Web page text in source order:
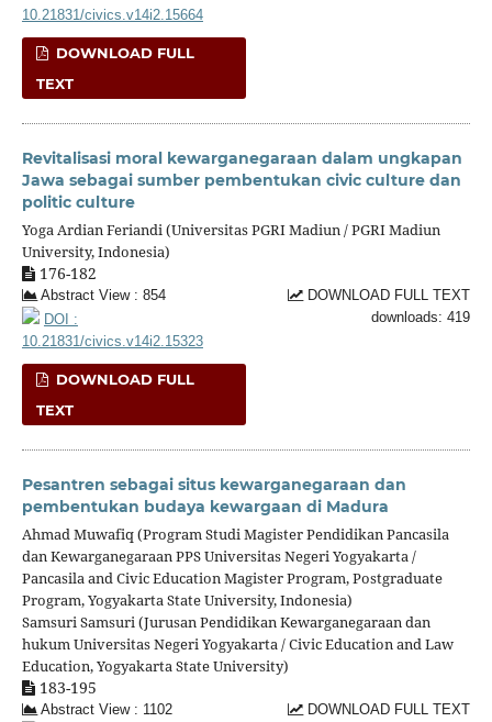
10.21831/civics.v14i2.15664
DOWNLOAD FULL
TEXT
Revitalisasi moral kewarganegaraan dalam ungkapan
Jawa sebagai sumber pembentukan civic culture dan
politic culture
Yoga Ardian Feriandi (Universitas PGRI Madiun / PGRI Madiun
University, Indonesia)
176-182
Abstract View : 854
DOWNLOAD FULL TEXT
downloads: 419
DOI :
10.21831/civics.v14i2.15323
DOWNLOAD FULL
TEXT
Pesantren sebagai situs kewarganegaraan dan
pembentukan budaya kewargaan di Madura
Ahmad Muwafiq (Program Studi Magister Pendidikan Pancasila
dan Kewarganegaraan PPS Universitas Negeri Yogyakarta /
Pancasila and Civic Education Magister Program, Postgraduate
Program, Yogyakarta State University, Indonesia)
Samsuri Samsuri (Jurusan Pendidikan Kewarganegaraan dan
hukum Universitas Negeri Yogyakarta / Civic Education and Law
Education, Yogyakarta State University)
183-195
Abstract View : 1102
DOWNLOAD FULL TEXT